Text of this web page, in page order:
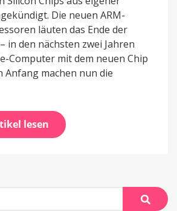
Die neuen ARM-
läuten das Ende der
in den nächsten zwei Jahren
Computer mit dem neuen Chip
Anfang machen nun die
lesen